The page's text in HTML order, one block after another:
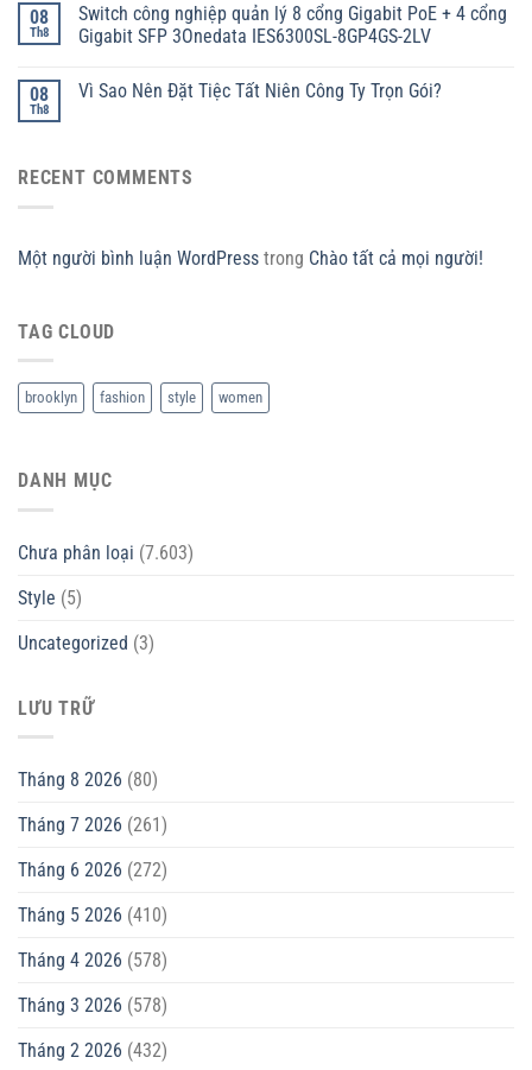
08
Th8
Switch công nghiệp quản lý 8 cổng Gigabit PoE + 4 cổng
Gigabit SFP 3Onedata IES6300SL-8GP4GS-2LV
08
Th8
Vì Sao Nên Đặt Tiệc Tất Niên Công Ty Trọn Gói?
RECENT COMMENTS
Một người bình luận WordPress trong Chào tất cả mọi người!
TAG CLOUD
brooklyn fashion style women
DANH MỤC
Chưa phân loại (7.603)
Style (5)
Uncategorized (3)
LƯU TRỮ
Tháng 8 2026 (80)
Tháng 7 2026 (261)
Tháng 6 2026 (272)
Tháng 5 2026 (410)
Tháng 4 2026 (578)
Tháng 3 2026 (578)
Tháng 2 2026 (432)